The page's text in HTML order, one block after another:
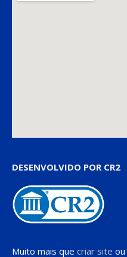
DESENVOLVIDO POR CR2
Muito mais que criar site ou